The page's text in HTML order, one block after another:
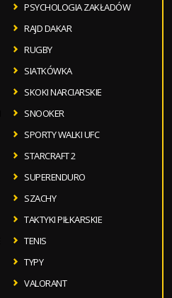
PSYCHOLOGIA ZAKŁADÓW
RAJD DAKAR
RUGBY
SIATKÓWKA
SKOKI NARCIARSKIE
SNOOKER
SPORTY WALKI UFC
STARCRAFT 2
SUPERENDURO
SZACHY
TAKTYKI PIŁKARSKIE
TENIS
TYPY
VALORANT